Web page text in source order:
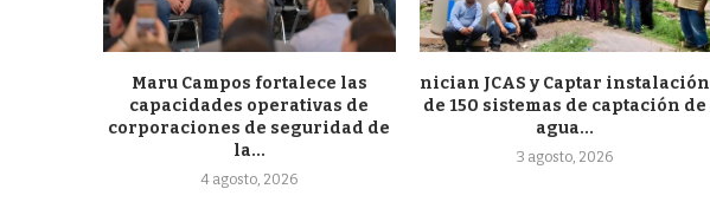
Maru Campos fortalece las
capacidades operativas de
corporaciones de seguridad de
la...
4 agosto, 2026
nician JCAS y Captar instalación
de 150 sistemas de captación de
agua...
3 agosto, 2026